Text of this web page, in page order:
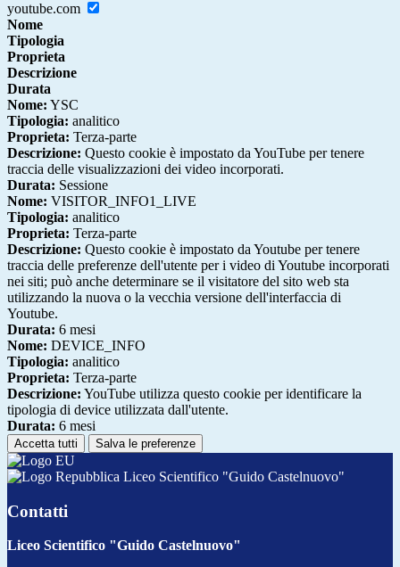
youtube.com
Nome
Tipologia
Proprieta
Descrizione
Durata
Nome: YSC
Tipologia: analitico
Proprieta: Terza-parte
Descrizione: Questo cookie è impostato da YouTube per tenere
traccia delle visualizzazioni dei video incorporati.
Durata: Sessione
Nome: VISITOR_INFO1_LIVE
Tipologia: analitico
Proprieta: Terza-parte
Descrizione: Questo cookie è impostato da Youtube per tenere
traccia delle preferenze dell'utente per i video di Youtube incorporati
nei siti; può anche determinare se il visitatore del sito web sta
utilizzando la nuova o la vecchia versione dell'interfaccia di
Youtube.
Durata: 6 mesi
Nome: DEVICE_INFO
Tipologia: analitico
Proprieta: Terza-parte
Descrizione: YouTube utilizza questo cookie per identificare la
tipologia di device utilizzata dall'utente.
Durata: 6 mesi
Accetta tutti Salva le preferenze
Liceo Scientifico "Guido Castelnuovo"
Contatti
Liceo Scientifico "Guido Castelnuovo"